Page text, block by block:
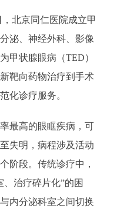
，北京同仁医院成立甲
泌、神经外科、影像
甲状腺眼病（TED）
靶向药物治疗到手术
化诊疗服务。
高的眼眶疾病，可
失明，病程涉及活动
阶段。传统诊疗中，
治疗碎片化”的困
内分泌科室之间切换